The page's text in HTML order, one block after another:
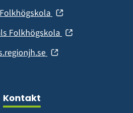
nytt
fönster)
(öppnas
nytt
fönster)
Folkhögskola (öppnas
(öppnas
Kontakt